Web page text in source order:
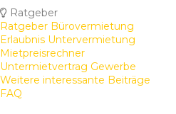
Ratgeber
Ratgeber Bürovermietung
Erlaubnis Untervermietung
Mietpreisrechner
Untermietvertrag Gewerbe
Weitere interessante Beiträge
FAQ